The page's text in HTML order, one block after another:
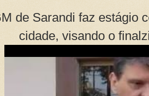
de Sarandi faz estágio
cidade, visando o